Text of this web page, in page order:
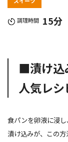
調理時間 15分
■漬け込
人気レシ
食パンを卵液に浸
漬け込みが、この